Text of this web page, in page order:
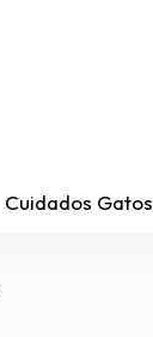
Cuidados Gatos